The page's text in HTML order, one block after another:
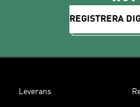
REGISTRERA
Leverans